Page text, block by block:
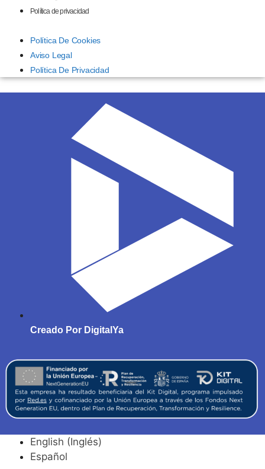
Política de privacidad
Política De Cookies
Aviso Legal
Política De Privacidad
Creado Por DigitalYa
English (Inglés)
Español